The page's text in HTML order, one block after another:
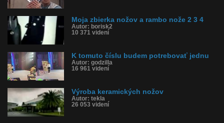
Moja zbierka nožov a rambo nože 2 3 4
Autor: borisk2
10 371 videní
K tomuto číslu budem potrebovať jednu
Autor: godzilla
16 961 videní
Výroba keramických nožov
Autor: tekla
26 053 videní